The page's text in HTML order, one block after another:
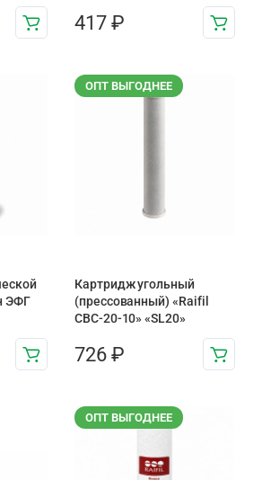
417 ₽
ЭФГ
ОПТ ВЫГОДНЕЕ
Картридж угольный
(прессованный) «Raifil
CBC-20-10» «SL20»
726 ₽
ОПТ ВЫГОДНЕЕ